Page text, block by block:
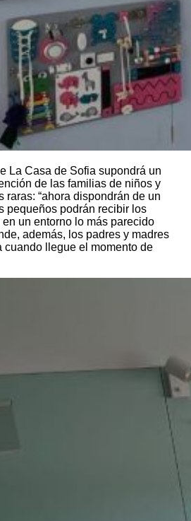
La Casa de Sofia supondrá un
de las familias de niños y
raras: “ahora dispondrán de un
pequeños podrán recibir los
un entorno lo más parecido
además, los padres y madres
cuando llegue el momento de